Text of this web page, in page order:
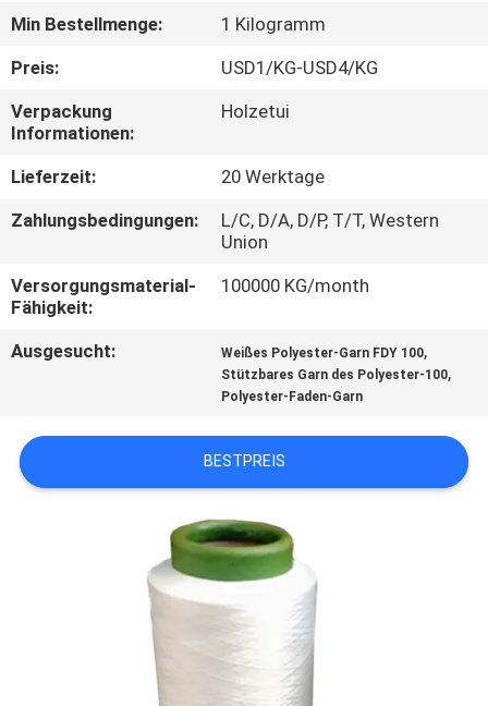
WERKSBESICHTIGUNG
QUALITÄTSKONTROLLE
MIT
UNS
NEUIGKEITEN
ANGEBOT
Min Bestellmenge:
1 Kilogramm
Preis:
USD1/KG-USD4/KG
Verpackung
Informationen:
Holzetui
Lieferzeit:
20 Werktage
Zahlungsbedingungen:
L/C, D/A, D/P, T/T, Western
Union
Versorgungsmaterial-
Fähigkeit:
100000 KG/month
Ausgesucht: Weißes Polyester-Garn FDY 100,
Stützbares Garn des Polyester-100,
Polyester-Faden-Garn
BESTPREIS